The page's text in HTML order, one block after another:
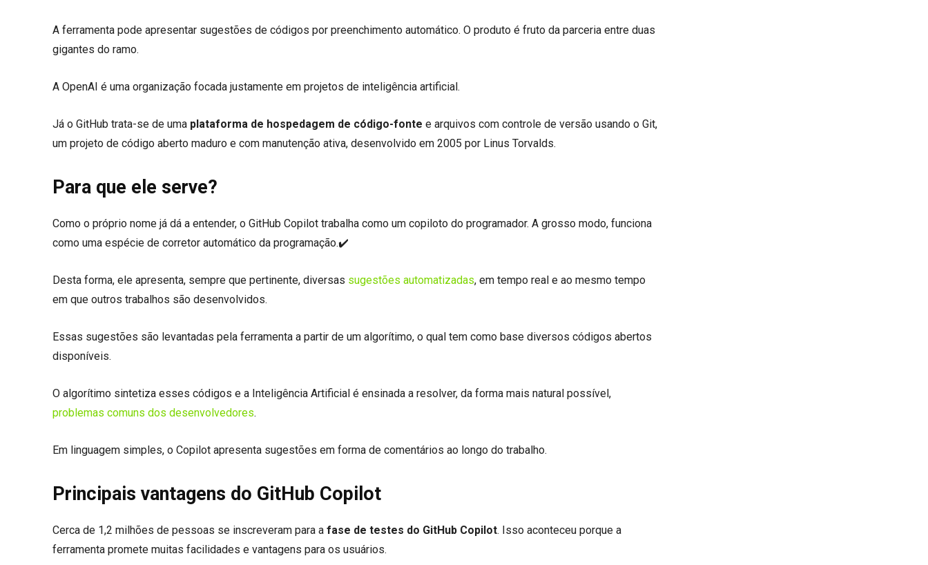
A ferramenta pode apresentar sugestões de códigos por preenchimento automático. O produto é fruto da parceria entre duas
gigantes do ramo.
A OpenAI é uma organização focada justamente em projetos de inteligência artificial.
Já o GitHub trata-se de uma plataforma de hospedagem de código-fonte e arquivos com controle de versão usando o Git,
um projeto de código aberto maduro e com manutenção ativa, desenvolvido em 2005 por Linus Torvalds.
Para que ele serve?
Como o próprio nome já dá a entender, o GitHub Copilot trabalha como um copiloto do programador. A grosso modo, funciona
como uma espécie de corretor automático da programação.✔️
Desta forma, ele apresenta, sempre que pertinente, diversas sugestões automatizadas, em tempo real e ao mesmo tempo
em que outros trabalhos são desenvolvidos.
Essas sugestões são levantadas pela ferramenta a partir de um algorítimo, o qual tem como base diversos códigos abertos
disponíveis.
O algorítimo sintetiza esses códigos e a Inteligência Artificial é ensinada a resolver, da forma mais natural possível,
problemas comuns dos desenvolvedores.
Em linguagem simples, o Copilot apresenta sugestões em forma de comentários ao longo do trabalho.
Principais vantagens do GitHub Copilot
Cerca de 1,2 milhões de pessoas se inscreveram para a fase de testes do GitHub Copilot. Isso aconteceu porque a
ferramenta promete muitas facilidades e vantagens para os usuários.